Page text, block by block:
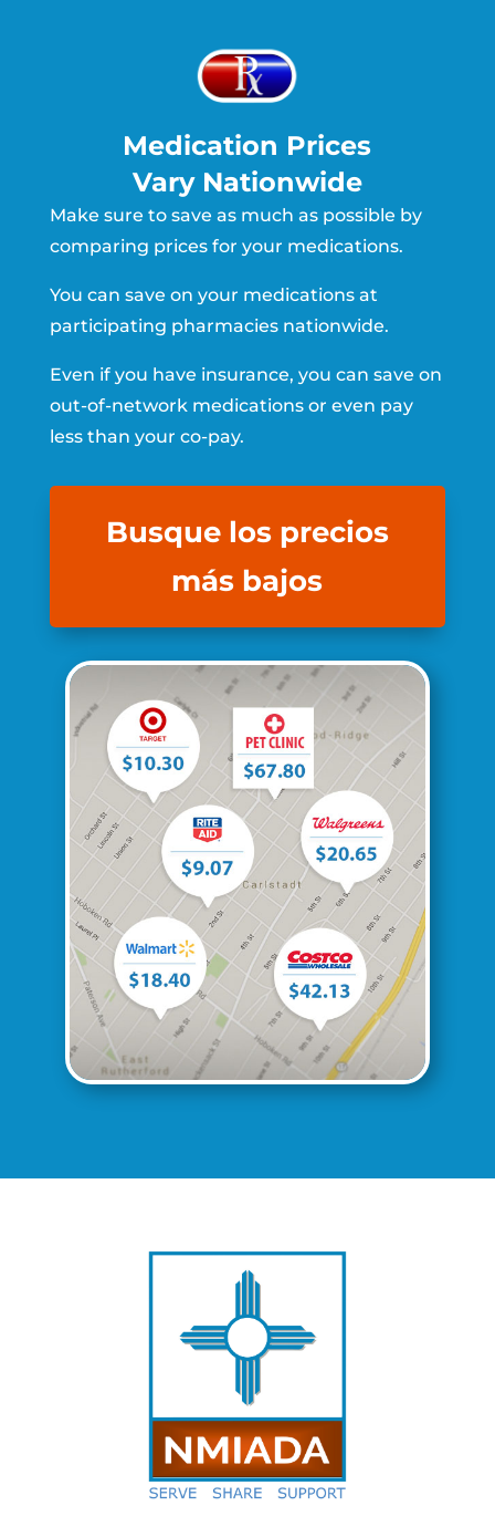
Medication Prices
Vary Nationwide
Make sure to save as much as possible by
comparing prices for your medications.
You can save on your medications at
participating pharmacies nationwide.
Even if you have insurance, you can save on
out-of-network medications or even pay
less than your co-pay.
Busque los precios
más bajos